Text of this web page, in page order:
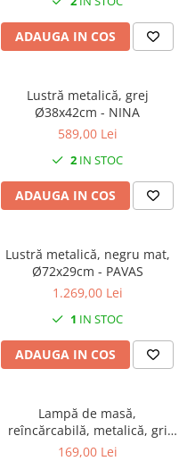
ADAUGA IN COS
Lustră metalică, grej
Ø38x42cm - NINA
589,00 Lei
2 IN STOC
ADAUGA IN COS
Lustră metalică, negru mat,
Ø72x29cm - PAVAS
1.269,00 Lei
1 IN STOC
ADAUGA IN COS
Lampă de masă,
reîncărcabilă, metalică, gri
nisip - LISS
169,00 Lei